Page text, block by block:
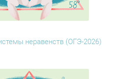
неравенств (ОГЭ-2026)